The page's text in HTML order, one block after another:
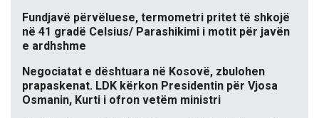
Fundjavë përvëluese, termometri pritet të shkojë
në 41 gradë Celsius/ Parashikimi i motit për javën
e ardhshme
Negociatat e dështuara në Kosovë, zbulohen
prapaskenat. LDK kërkon Presidentin për Vjosa
Osmanin, Kurti i ofron vetëm ministri